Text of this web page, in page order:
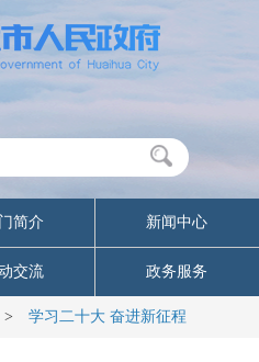
简介 新闻中心
交流 政务服务
> 学习二十大 奋进新征程